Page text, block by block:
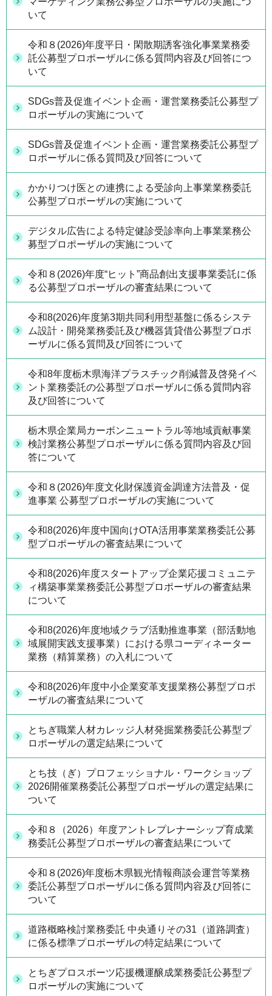
いて
令和８(2026)年度平日・閑散期誘客強化事業業務委
託公募型プロポーザルに係る質問内容及び回答につ
いて
SDGs普及促進イベント企画・運営業務委託公募型プ
ロポーザルの実施について
SDGs普及促進イベント企画・運営業務委託公募型プ
ロポーザルに係る質問及び回答について
かかりつけ医との連携による受診向上事業業務委託
公募型プロポーザルの実施について
デジタル広告による特定健診受診率向上事業業務公
募型プロポーザルの実施について
令和８(2026)年度“ヒット”商品創出支援事業委託に係
る公募型プロポーザルの審査結果について
令和8(2026)年度第3期共同利用型基盤に係るシステ
ム設計・開発業務委託及び機器賃貸借公募型プロポ
ーザルに係る質問及び回答について
令和8年度栃木県海洋プラスチック削減普及啓発イベ
ント業務委託の公募型プロポーザルに係る質問内容
及び回答について
栃木県企業局カーボンニュートラル等地域貢献事業
検討業務公募型プロポーザルに係る質問内容及び回
答について
令和８(2026)年度文化財保護資金調達方法普及・促
進事業 公募型プロポーザルの実施について
令和8(2026)年度中国向けOTA活用事業業務委託公募
型プロポーザルの審査結果について
令和8(2026)年度スタートアップ企業応援コミュニテ
ィ構築事業業務委託公募型プロポーザルの審査結果
について
令和8(2026)年度地域クラブ活動推進事業（部活動地
域展開実践支援事業）における県コーディネーター
業務（精算業務）の入札について
令和8(2026)年度中小企業変革支援業務公募型プロポ
ーザルの審査結果について
とちぎ職業人材カレッジ人材発掘業務委託公募型プ
ロポーザルの選定結果について
とち技（ぎ）プロフェッショナル・ワークショップ
2026開催業務委託公募型プロポーザルの選定結果に
ついて
令和８（2026）年度アントレプレナーシップ育成業
務委託公募型プロポーザルの審査結果について
令和８(2026)年度栃木県観光情報商談会運営等業務
委託公募型プロポーザルに係る質問内容及び回答に
ついて
道路概略検討業務委託 中央通りその31（道路調査）
に係る標準プロポーザルの特定結果について
とちぎプロスポーツ応援機運醸成業務委託公募型プ
ロポーザルの実施について